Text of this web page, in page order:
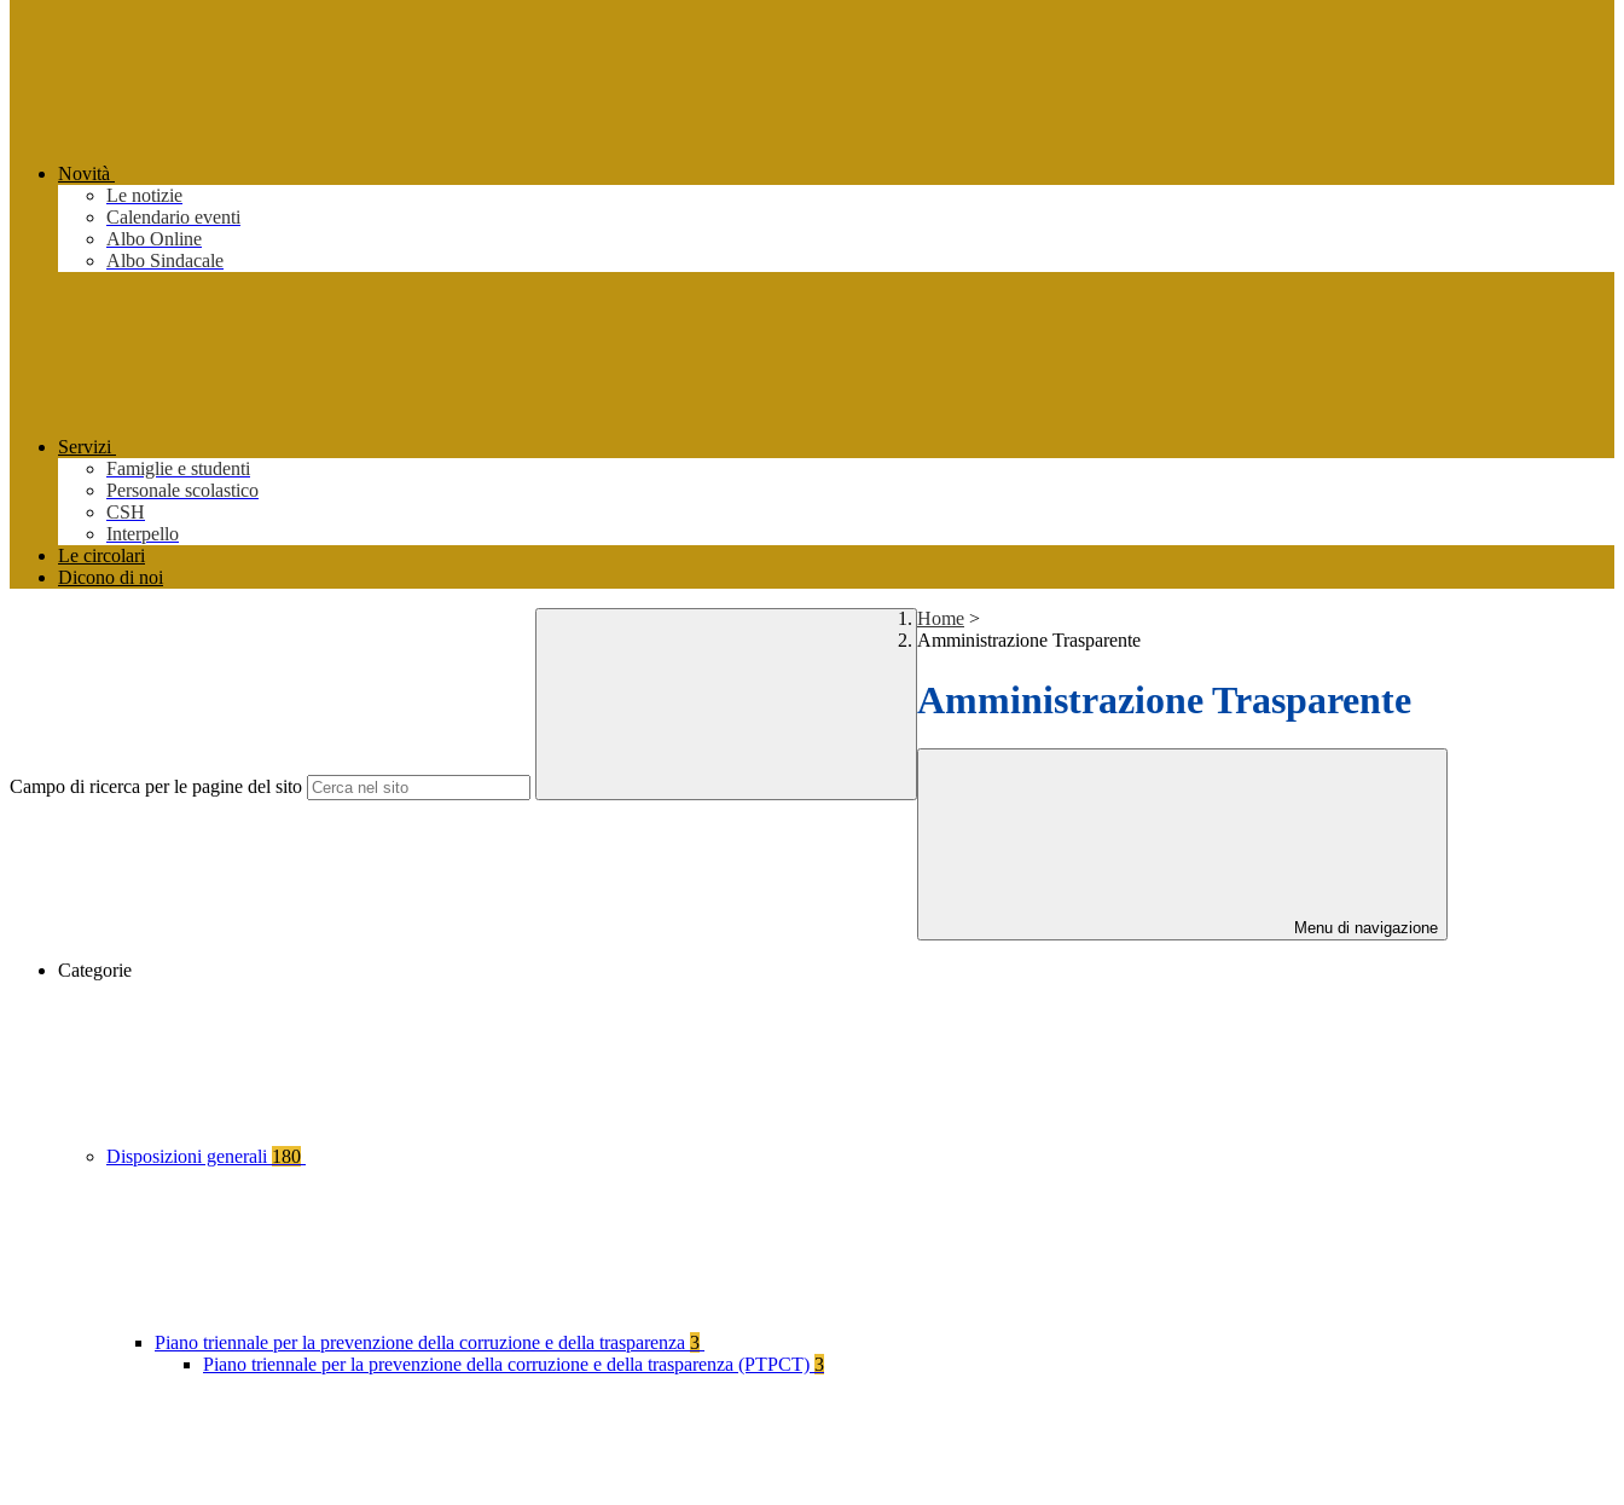
Novità
Le notizie
Calendario eventi
Albo Online
Albo Sindacale
Servizi
Famiglie e studenti
Personale scolastico
CSH
Interpello
Le circolari
Dicono di noi
Campo di ricerca per le pagine del sito
Home >
Amministrazione Trasparente
Amministrazione Trasparente
Menu di navigazione
Categorie
Disposizioni generali 180
Piano triennale per la prevenzione della corruzione e della trasparenza 3
Piano triennale per la prevenzione della corruzione e della trasparenza (PTPCT) 3